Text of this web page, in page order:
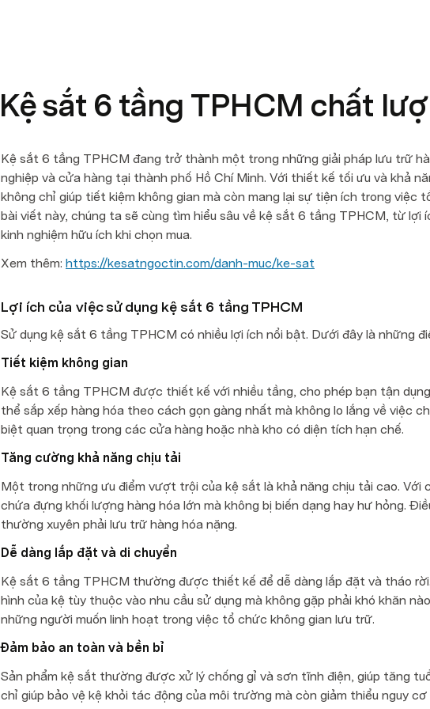
Kệ sắt 6 tầng TPHCM chất
Kệ sắt 6 tầng TPHCM đang trở thành một trong những giải pháp lưu trữ
nghiệp và cửa hàng tại thành phố Hồ Chí Minh. Với thiết kế tối ưu và khả
không chỉ giúp tiết kiệm không gian mà còn mang lại sự tiện ích trong việc
bài viết này, chúng ta sẽ cùng tìm hiểu sâu về kệ sắt 6 tầng TPHCM, từ lợi
kinh nghiệm hữu ích khi chọn mua.
Xem thêm: https://kesatngoctin.com/danh-muc/ke-sat
Lợi ích của việc sử dụng kệ sắt 6 tầng TPHCM
Sử dụng kệ sắt 6 tầng TPHCM có nhiều lợi ích nổi bật. Dưới đây là những
Tiết kiệm không gian
Kệ sắt 6 tầng TPHCM được thiết kế với nhiều tầng, cho phép bạn tận
thể sắp xếp hàng hóa theo cách gọn gàng nhất mà không lo lắng về việc
biệt quan trọng trong các cửa hàng hoặc nhà kho có diện tích hạn chế.
Tăng cường khả năng chịu tải
Một trong những ưu điểm vượt trội của kệ sắt là khả năng chịu tải cao.
chứa đựng khối lượng hàng hóa lớn mà không bị biến dạng hay hư hỏng.
thường xuyên phải lưu trữ hàng hóa nặng.
Dễ dàng lắp đặt và di chuyển
Kệ sắt 6 tầng TPHCM thường được thiết kế để dễ dàng lắp đặt và tháo
hình của kệ tùy thuộc vào nhu cầu sử dụng mà không gặp phải khó khăn
những người muốn linh hoạt trong việc tổ chức không gian lưu trữ.
Đảm bảo an toàn và bền bỉ
Sản phẩm kệ sắt thường được xử lý chống gỉ và sơn tĩnh điện, giúp tăng
chỉ giúp bảo vệ kệ khỏi tác động của môi trường mà còn giảm thiểu nguy